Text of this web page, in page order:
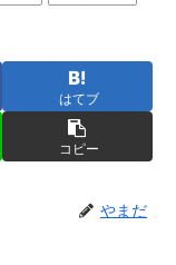
はてブ
コピー
やまだ